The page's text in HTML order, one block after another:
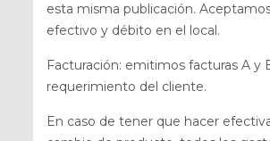
esta misma publicación.
efectivo y débito en el local.
Facturación: emitimos facturas A y
requerimiento del cliente.
En caso de tener que hacer